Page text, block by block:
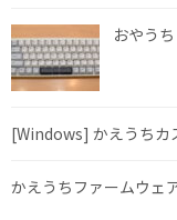
おやう
[Windows] かえうちカ
かえうちファームウェ